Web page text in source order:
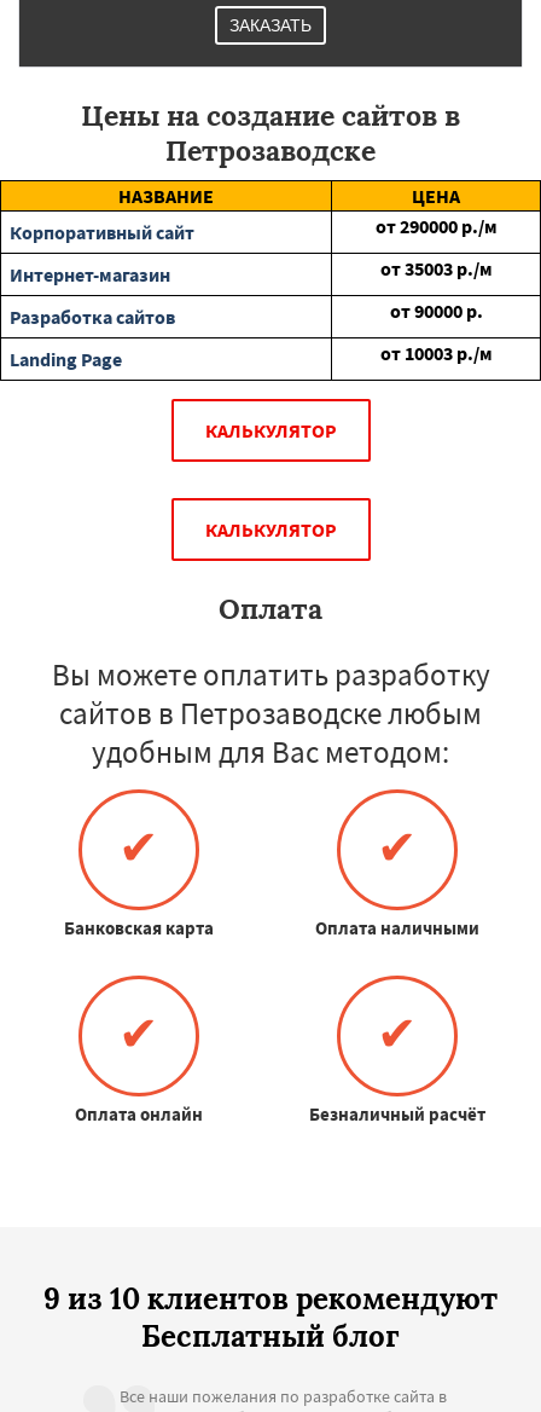
ЗАКАЗАТЬ
Цены на создание сайтов в
Петрозаводске
НАЗВАНИЕ
ЦЕНА
Корпоративный сайт
от290000 р./м
Интернет-магазин
от35003 р./м
Разработка сайтов
от90000 р.
Landing Page
от 10003 р./м
КАЛЬКУЛЯТОР
КАЛЬКУЛЯТОР
Оплата
Вы можете оплатить разработку
сайтов в Петрозаводске любым
удобным для Вас методом:
✔
Банковская карта
✔
Оплата наличными
✔
Оплата онлайн
✔
Безналичный расчёт
9 из 10 клиентов рекомендуют
Бесплатный блог
Все наши пожелания по разработке сайта в